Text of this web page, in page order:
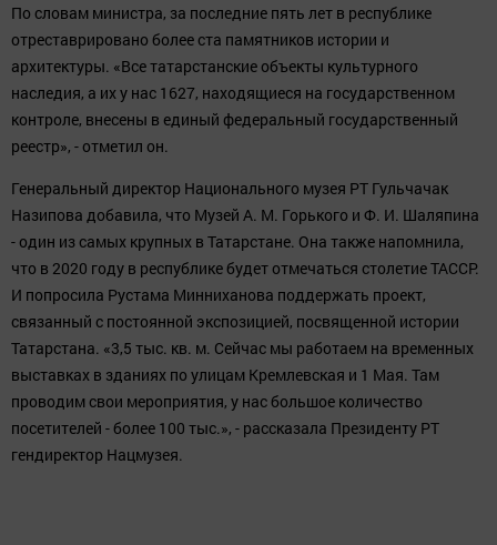
По словам министра, за последние пять лет в республике
отреставрировано более ста памятников истории и
архитектуры. «Все татарстанские объекты культурного
наследия, а их у нас 1627, находящиеся на государственном
контроле, внесены в единый федеральный государственный
реестр», - отметил он.
Генеральный директор Национального музея РТ Гульчачак
Назипова добавила, что Музей А. М. Горького и Ф. И. Шаляпина
- один из самых крупных в Татарстане. Она также напомнила,
что в 2020 году в республике будет отмечаться столетие ТАССР.
И попросила Рустама Минниханова поддержать проект,
связанный с постоянной экспозицией, посвященной истории
Татарстана. «3,5 тыс. кв. м. Сейчас мы работаем на временных
выставках в зданиях по улицам Кремлевская и 1 Мая. Там
проводим свои мероприятия, у нас большое количество
посетителей - более 100 тыс.», - рассказала Президенту РТ
гендиректор Нацмузея.